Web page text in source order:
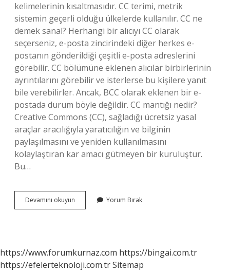
kelimelerinin kısaltmasıdır. CC terimi, metrik
sistemin geçerli olduğu ülkelerde kullanılır. CC ne
demek sanal? Herhangi bir alıcıyı CC olarak
seçerseniz, e-posta zincirindeki diğer herkes e-
postanın gönderildiği çeşitli e-posta adreslerini
görebilir. CC bölümüne eklenen alıcılar birbirlerinin
ayrıntılarını görebilir ve isterlerse bu kişilere yanıt
bile verebilirler. Ancak, BCC olarak eklenen bir e-
postada durum böyle değildir. CC mantığı nedir?
Creative Commons (CC), sağladığı ücretsiz yasal
araçlar aracılığıyla yaratıcılığın ve bilginin
paylaşılmasını ve yeniden kullanılmasını
kolaylaştıran kar amacı gütmeyen bir kuruluştur.
Bu…
Devamını okuyun
Nedir
Yorum Bırak
https://www.forumkurnaz.com https://bingai.com.tr
https://efelerteknoloji.com.trSitemap